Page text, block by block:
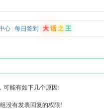
心 每日签到 大 话 之 王
可能有如下几个原因:
没有发表回复的权限!